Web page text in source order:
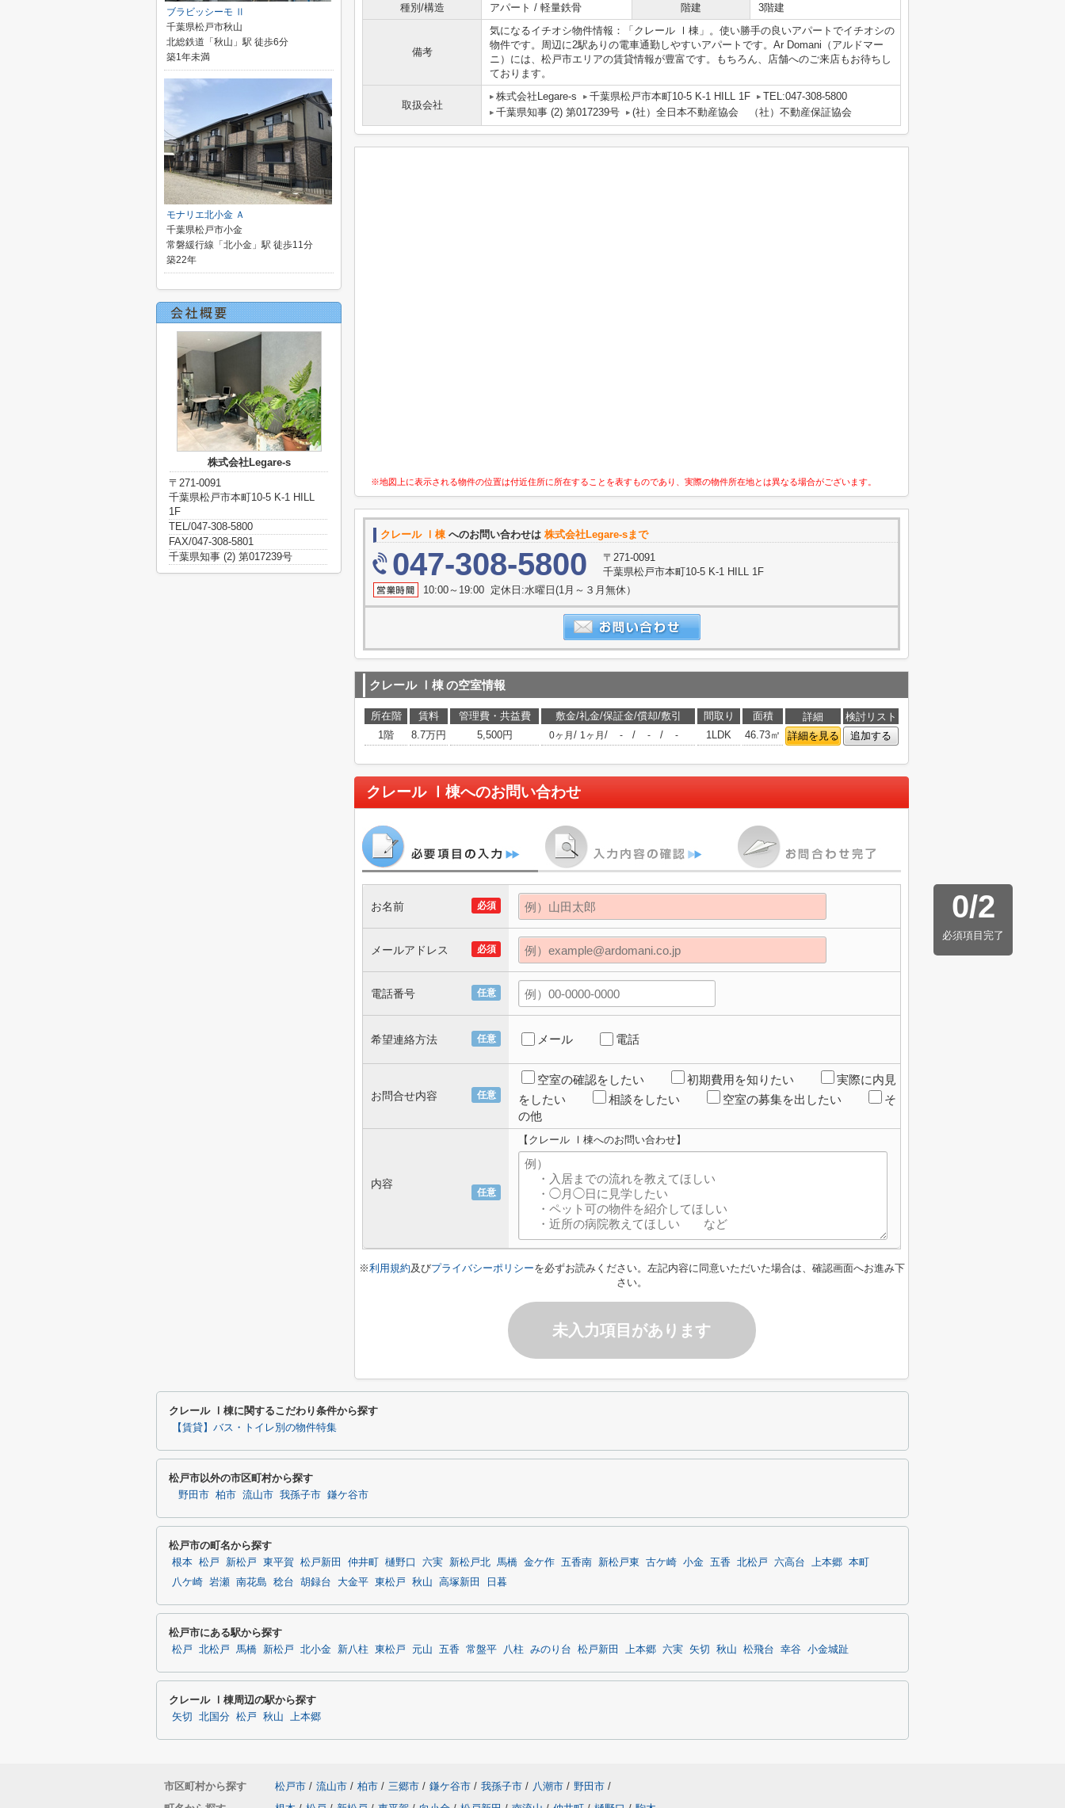
種別/構造
アパート / 軽量鉄骨 階建 3階建
備考
気になるイチオシ物件情報：「クレール Ⅰ棟」。使い勝手の良いアパートでイチオシの
物件です。周辺に2駅ありの電車通勤しやすいアパートです。Ar Domani（アルドマー
ニ）には、松戸市エリアの賃貸情報が豊富です。もちろん、店舗へのご来店もお待ちし
ております。
取扱会社
株式会社Legare-s 千葉県松戸市本町10-5 K-1 HILL 1F
TEL:047-308-5800
千葉県知事 (2) 第017239号
(社）全日本不動産協会 （社）不動産保証協会
※地図上に表示される物件の位置は付近住所に所在することを表すものであり、実際の物件所在地とは異なる場合がございます。
クレール Ⅰ棟 へのお問い合わせは 株式会社Legare-sまで
047-308-5800
〒271-0091
千葉県松戸市本町10-5 K-1 HILL 1F
10:00～19:00 定休日:水曜日(1月～３月無休）
クレール Ⅰ棟の空室情報
所在階 賃料 管理費・共益費 敷金/礼金/保証金/償却/敷引 間取り 面積 詳細
検討リスト
1階
8.7万円 5,500円 0ヶ月 / 1ヶ月 / - / - / - 1LDK 46.73㎡ 詳細を見る 追加する
クレール Ⅰ棟へのお問い合わせ
0/2
必須項目完了
必須
お名前
必須
メールアドレス
任意
電話番号
任意
希望連絡方法 メール 電話
任意
お問合せ内容
空室の確認をしたい 初期費用を知りたい
実際に内見
をしたい
相談をしたい 空室の募集を出したい
そ
の他
任意
内容
【クレール Ⅰ棟へのお問い合わせ】
※利用規約及びプライバシーポリシーを必ずお読みください。左記内容に同意いただいた場合は、確認画面へお進み下
さい。
未入力項目があります
ブラビッシーモ Ⅱ
千葉県松戸市秋山
北総鉄道「秋山」駅 徒歩6分
築1年未満
モナリエ北小金 Ａ
千葉県松戸市小金
常磐緩行線「北小金」駅 徒歩11分
築22年
株式会社Legare-s
〒271-0091
千葉県松戸市本町10-5 K-1 HILL
1F
TEL/047-308-5800
FAX/047-308-5801
千葉県知事 (2) 第017239号
クレール Ⅰ棟に関するこだわり条件から探す
【賃貸】バス・トイレ別の物件特集
松戸市以外の市区町村から探す
野田市 柏市 流山市 我孫子市 鎌ケ谷市
松戸市の町名から探す
根本 松戸 新松戸 東平賀 松戸新田 仲井町 樋野口 六実 新松戸北 馬橋 金ケ作 五香南 新松戸東 古ケ崎 小金 五香 北松戸 六高台 上本郷 本町
八ケ崎 岩瀬 南花島 稔台 胡録台 大金平 東松戸 秋山 高塚新田 日暮
松戸市にある駅から探す
松戸 北松戸 馬橋 新松戸 北小金 新八柱 東松戸 元山 五香 常盤平 八柱 みのり台 松戸新田 上本郷 六実 矢切 秋山 松飛台 幸谷 小金城趾
クレール Ⅰ棟周辺の駅から探す
矢切 北国分 松戸 秋山 上本郷
市区町村から探す 松戸市 / 流山市 / 柏市 / 三郷市 / 鎌ケ谷市 / 我孫子市 / 八潮市 / 野田市 /